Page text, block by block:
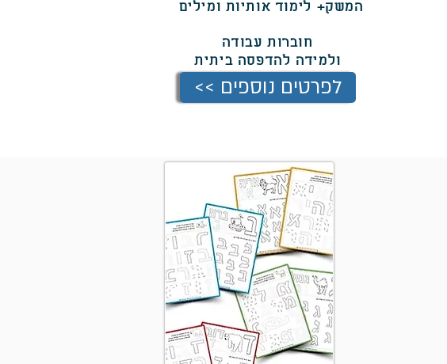
המשק+ לימוד אותיות ומילים
חוברות עבודה
ולמידה להדפסה ביתית
<< לפרטים נוספים